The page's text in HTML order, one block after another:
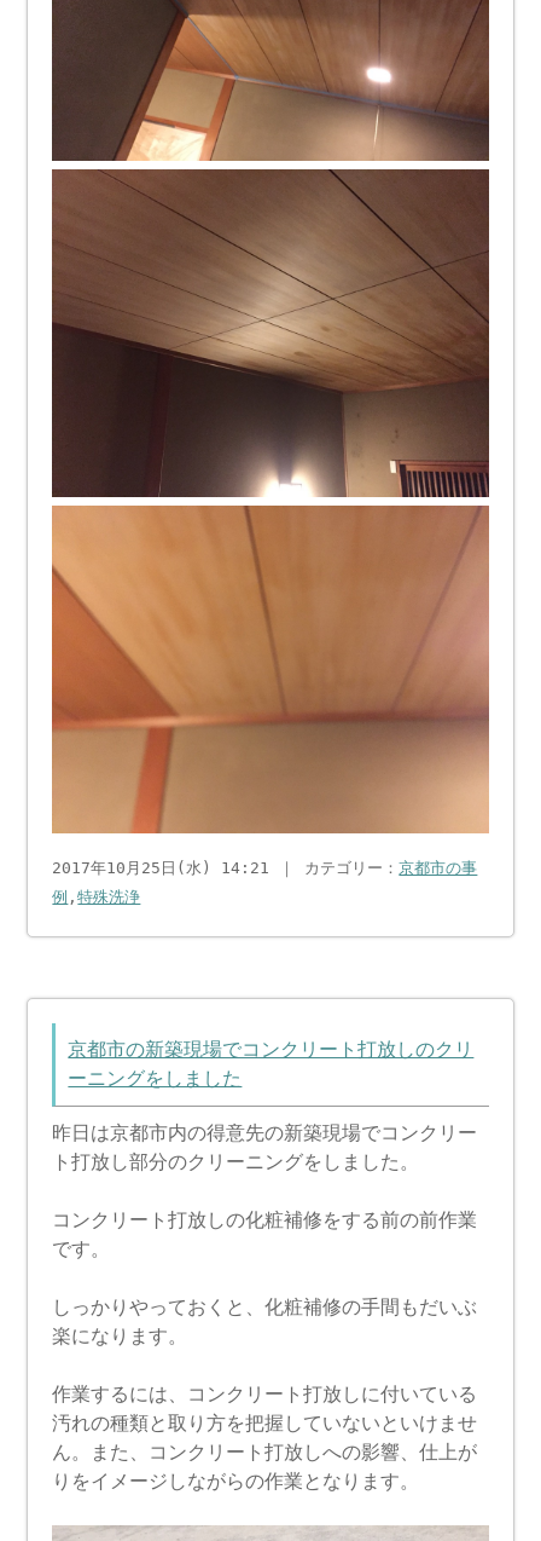
2017年10月25日(水) 14:21 ｜ カテゴリー：京都市の事
例 ,特殊洗浄
京都市の新築現場でコンクリート打放しのクリ
ーニングをしました
昨日は京都市内の得意先の新築現場でコンクリー
ト打放し部分のクリーニングをしました。
コンクリート打放しの化粧補修をする前の前作業
です。
しっかりやっておくと、化粧補修の手間もだいぶ
楽になります。
作業するには、コンクリート打放しに付いている
汚れの種類と取り方を把握していないといけませ
ん。また、コンクリート打放しへの影響、仕上が
りをイメージしながらの作業となります。